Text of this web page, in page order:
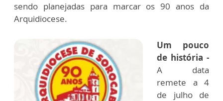
sendo planejadas para marcar os 90 anos da
Arquidiocese.
Um pouco
de história -
A data
remete a 4
de julho de